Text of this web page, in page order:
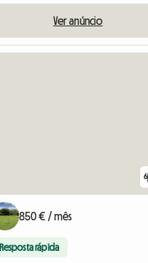
Ver anúncio
6
850 € / mês
Resposta rápida